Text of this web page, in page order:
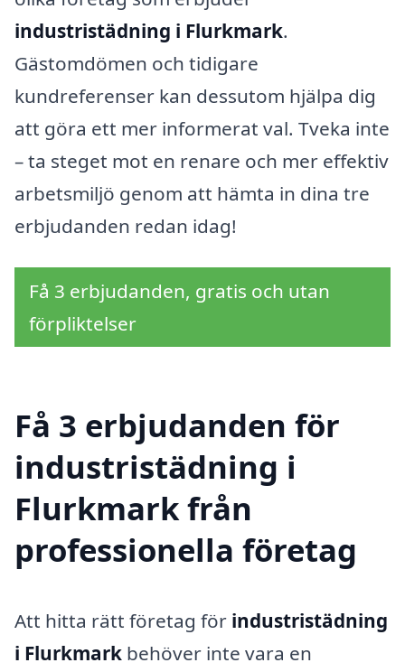
industristädning i Flurkmark.
Gästomdömen och tidigare
kundreferenser kan dessutom hjälpa dig
att göra ett mer informerat val. Tveka inte
– ta steget mot en renare och mer effektiv
arbetsmiljö genom att hämta in dina tre
erbjudanden redan idag!
Få 3 erbjudanden, gratis och utan
förpliktelser
Få 3 erbjudanden för
industristädning i
Flurkmark från
professionella företag
Att hitta rätt företag för industristädning
i Flurkmark behöver inte vara en